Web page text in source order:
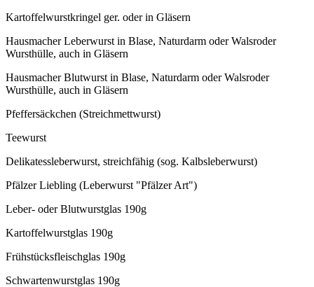
Kartoffelwurstkringel ger. oder in Gläsern
Hausmacher Leberwurst in Blase, Naturdarm oder Walsroder
Wursthülle, auch in Gläsern
Hausmacher Blutwurst in Blase, Naturdarm oder Walsroder
Wursthülle, auch in Gläsern
Pfeffersäckchen (Streichmettwurst)
Teewurst
Delikatessleberwurst, streichfähig (sog. Kalbsleberwurst)
Pfälzer Liebling (Leberwurst "Pfälzer Art")
Leber- oder Blutwurstglas 190g
Kartoffelwurstglas 190g
Frühstücksfleischglas 190g
Schwartenwurstglas 190g